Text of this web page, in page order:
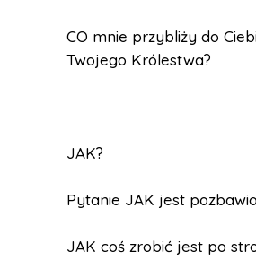
CO mnie przybliży do
Twojego Królestwa?
JAK?
Pytanie JAK jest
JAK coś zrobić jest po